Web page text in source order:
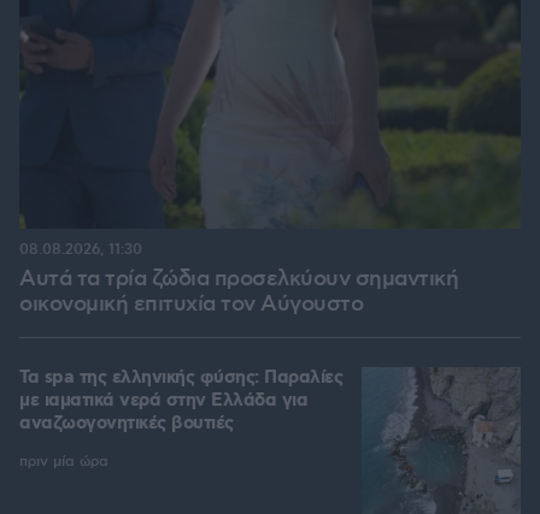
Αυτά τα τρία ζώδια προσελκύουν σημαντική
οικονομική επιτυχία τον Αύγουστο
08.08.2026, 11:30
Τα spa της ελληνικής φύσης: Παραλίες
με ιαματικά νερά στην Ελλάδα για
αναζωογονητικές βουτιές
πριν μία ώρα